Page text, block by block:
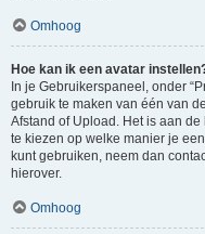
Omhoog
Hoe kan ik een avatar
In je Gebruikerspaneel, onder
gebruik te maken van één van
Afstand of Upload. Het is aan
te kiezen op welke manier je
kunt gebruiken, neem dan
hierover.
Omhoog